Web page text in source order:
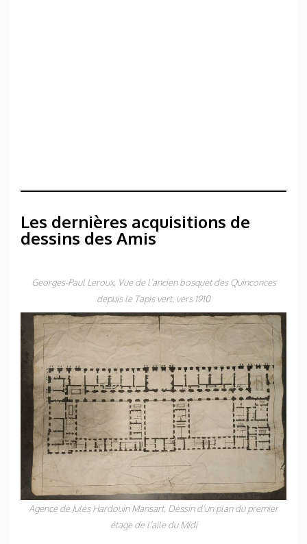
Les dernières acquisitions de
dessins des Amis
Georges-Paul Leroux, Vue de l’ancien bosquet des Quinconces
depuis le Tapis vert, vers 1910
Agence de Jules Hardouin­ Mansart, Dessin d’un plan du premier
étage de l’aile du Midi